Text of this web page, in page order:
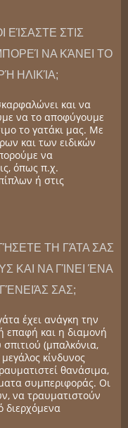
ΣΤΙΣ
ΝΑ ΚΆΝΕΙ ΤΟ
ΗΛΙΚΊΑ;
και να
να το αποφύγουμε
το γατάκι μας. Με
και των ειδικών
να
όπως π.χ.
ή στις
ΤΗ ΓΆΤΑ ΣΑΣ
ΚΑΙ ΝΑ ΓΊΝΕΙ ΈΝΑ
ΣΑΣ;
έχει ανάγκη την
επαφή και η διαμονή
(μπαλκόνια,
κίνδυνος
θανάσιμα,
συμπεριφοράς. Οι
να τραυματιστούν
διερχόμενα